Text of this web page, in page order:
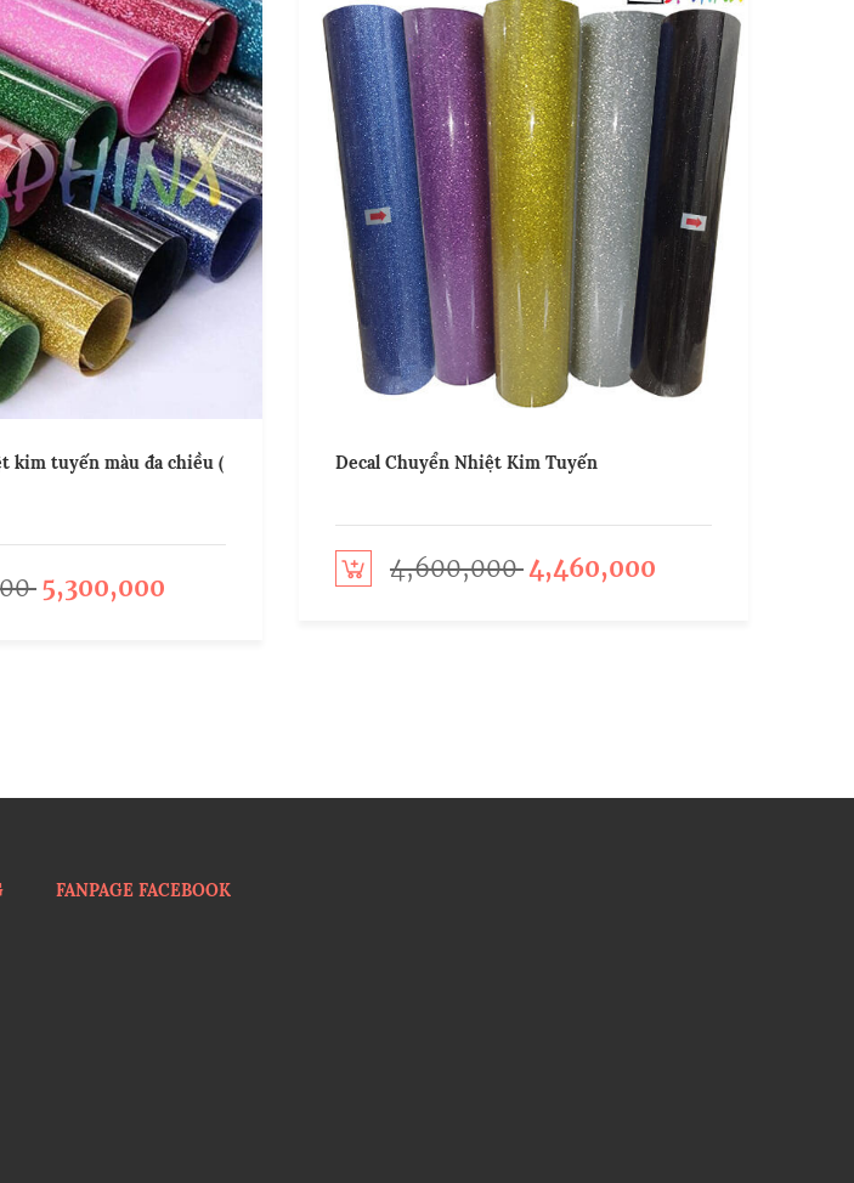
kim tuyến màu đa chiều (
5,300,000
Decal Chuyển Nhiệt Kim Tuyến
Add to cart 4,600,0004,460,000
FANPAGE FACEBOOK